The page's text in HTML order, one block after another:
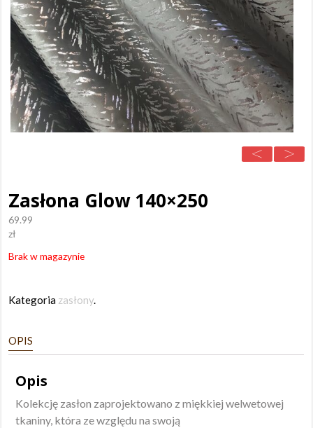
Zasłona Glow 140×250
69.99
zł
Brak w magazynie
Kategoria zasłony.
OPIS
Opis
Kolekcję zasłon zaprojektowano z miękkiej welwetowej
tkaniny, która ze względu na swoją